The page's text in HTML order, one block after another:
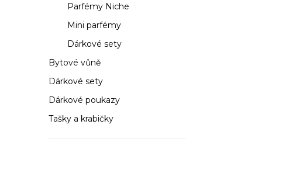
p
a
n
e
Parfémy Niche
Mini parfémy
Dárkové sety
Bytové vůně
Dárkové sety
Dárkové poukazy
Tašky a krabičky